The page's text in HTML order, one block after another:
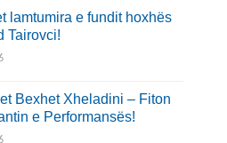
lamtumira e fundit hoxhës
Tairovci!
Bexhet Xheladini – Fiton
e Performansës!